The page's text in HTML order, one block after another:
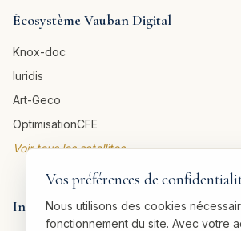
Écosystème Vauban Digital
Knox-doc
Iuridis
Art-Geco
OptimisationCFE
Voir tous les satellites →
Informations légales
Vos préférences de
Nous utilisons des cookies
fonctionnement du site. Avec votre